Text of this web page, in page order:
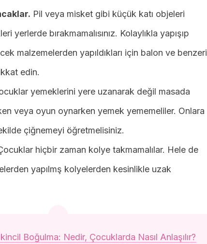
Pil veya misket gibi küçük katı objeleri
yerlerde bırakmamalısınız. Kolaylıkla yapışıp
malzemelerden yapıldıkları için balon ve benzeri
edin.
yemeklerini yere uzanarak değil masada
veya oyun oynarken yemek yememeliler. Onlara
çiğnemeyi öğretmelisiniz.
hiçbir zaman kolye takmamalılar. Hele de
yapılmş kolyelerden kesinlikle uzak
Boğulma: Nedir, Çocuklarda Nasıl Anlaşılır?